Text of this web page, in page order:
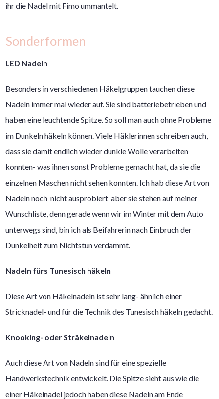
ihr die Nadel mit Fimo ummantelt.
Sonderformen
LED Nadeln
Besonders in verschiedenen Häkelgruppen tauchen diese
Nadeln immer mal wieder auf. Sie sind batteriebetrieben und
haben eine leuchtende Spitze. So soll man auch ohne Probleme
im Dunkeln häkeln können. Viele Häklerinnen schreiben auch,
dass sie damit endlich wieder dunkle Wolle verarbeiten
konnten- was ihnen sonst Probleme gemacht hat, da sie die
einzelnen Maschen nicht sehen konnten. Ich hab diese Art von
Nadeln noch nicht ausprobiert, aber sie stehen auf meiner
Wunschliste, denn gerade wenn wir im Winter mit dem Auto
unterwegs sind, bin ich als Beifahrerin nach Einbruch der
Dunkelheit zum Nichtstun verdammt.
Nadeln fürs Tunesisch häkeln
Diese Art von Häkelnadeln ist sehr lang- ähnlich einer
Stricknadel- und für die Technik des Tunesisch häkeln gedacht.
Knooking- oder Sträkelnadeln
Auch diese Art von Nadeln sind für eine spezielle
Handwerkstechnik entwickelt. Die Spitze sieht aus wie die
einer Häkelnadel jedoch haben diese Nadeln am Ende